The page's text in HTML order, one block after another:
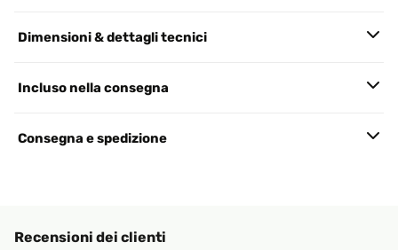
Dimensioni & dettagli tecnici
Incluso nella consegna
Consegna e spedizione
Recensioni dei clienti